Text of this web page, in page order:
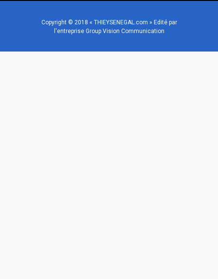
Copyright © 2018 « THIEYSENEGAL.com » Edité par
l'entreprise Group Vision Communication